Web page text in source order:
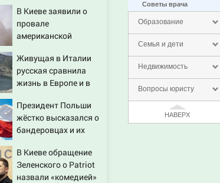
Советы врача
Образование
Семья и дети
Недвижимость
Вопросы юристу
НАВЕРХ
В Киеве заявили о
провале
американской
лучника» против
России
Живущая в Италии
русская сравнила
жизнь в Европе и в
Президент Польши
жёстко высказался о
бандеровцах и их
В Киеве обращение
Зеленского о Patriot
назвали «комедией»